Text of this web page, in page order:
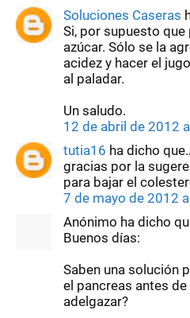
Soluciones Caseras
Si, por supuesto
azúcar. Sólo se la
acidez y hacer el
al paladar.
Un saludo.
12 de abril de 2012
tutia16 ha dicho
gracias por la
para bajar el
7 de mayo de 2012
Anónimo ha dicho
Buenos días:
Saben una solución
el pancreas antes
adelgazar?